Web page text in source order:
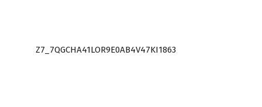
Z7_7QGCHA41LOR9E0AB4V47KI1863